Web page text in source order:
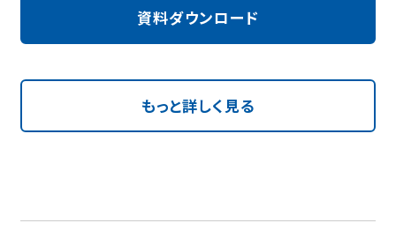
資料ダウンロード
もっと詳しく見る